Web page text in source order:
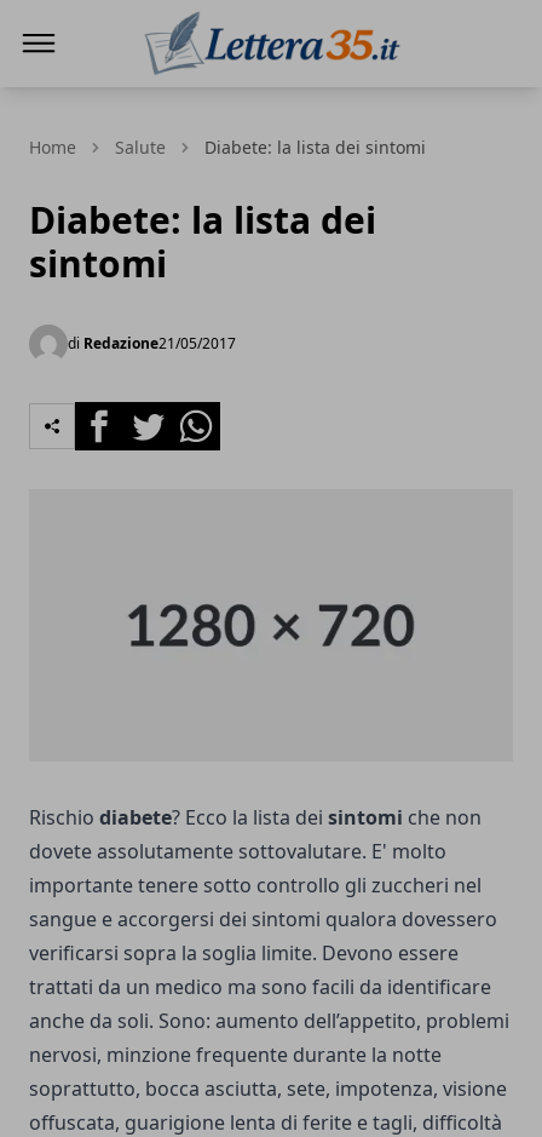
Home Salute Diabete: la lista dei sintomi
Diabete: la lista dei
sintomi
di Redazione21/05/2017
FacebookTwitterWhatsapp
Rischio diabete? Ecco la lista dei sintomi che non
dovete assolutamente sottovalutare. E' molto
importante tenere sotto controllo gli zuccheri nel
sangue e accorgersi dei sintomi qualora dovessero
verificarsi sopra la soglia limite. Devono essere
trattati da un medico ma sono facili da identificare
anche da soli. Sono: aumento dell’appetito, problemi
nervosi, minzione frequente durante la notte
soprattutto, bocca asciutta, sete, impotenza, visione
offuscata, guarigione lenta di ferite e tagli, difficoltà